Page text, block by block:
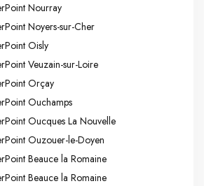
Nourray
Noyers-sur-Cher
Oisly
Veuzain-sur-Loire
Orçay
Ouchamps
Oucques La Nouvelle
Ouzouer-le-Doyen
Beauce la Romaine
Beauce la Romaine